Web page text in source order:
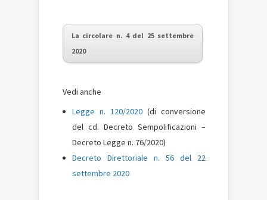
La circolare n. 4 del 25 settembre
2020
Vedi anche
Legge n. 120/2020 (di conversione
del cd. Decreto Sempolificazioni –
Decreto Legge n. 76/2020)
Decreto Direttoriale n. 56 del 22
settembre 2020